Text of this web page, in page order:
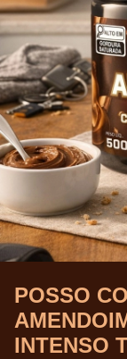
POSSO
INTENSO